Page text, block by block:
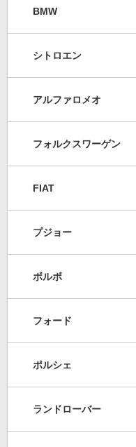
BMW
シトロエン
アルファロメオ
フォルクスワーゲン
FIAT
プジョー
ボルボ
フォード
ポルシェ
ランドローバー